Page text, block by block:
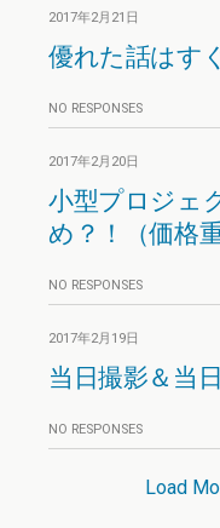
2017年2月21日
優れた話はす
NO RESPONSES
2017年2月20日
小型プロジェ
め？！（価格重
NO RESPONSES
2017年2月19日
当日撮影＆当
NO RESPONSES
Load